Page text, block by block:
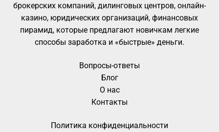
брокерских компаний, дилинговых центров, онлайн-
казино, юридических организаций, финансовых
пирамид, которые предлагают новичкам легкие
способы заработка и «быстрые» деньги.
Вопросы-ответы
Блог
О нас
Контакты
Политика конфиденциальности